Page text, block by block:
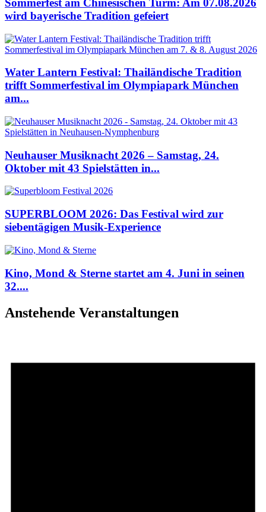
Sommerfest am Chinesischen Turm: Am 07.08.2026
wird bayerische Tradition gefeiert
Water Lantern Festival: Thailändische Tradition
trifft Sommerfestival im Olympiapark München
am...
Neuhauser Musiknacht 2026 – Samstag, 24.
Oktober mit 43 Spielstätten in...
SUPERBLOOM 2026: Das Festival wird zur
siebentägigen Musik-Experience
Kino, Mond & Sterne startet am 4. Juni in seinen
32....
Anstehende Veranstaltungen